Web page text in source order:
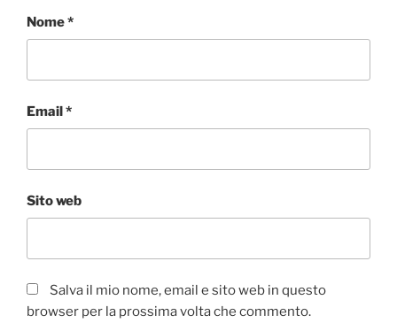
Nome*
Email*
Sito web
Salva il mio nome, email e sito web in questo
browser per la prossima volta che commento.